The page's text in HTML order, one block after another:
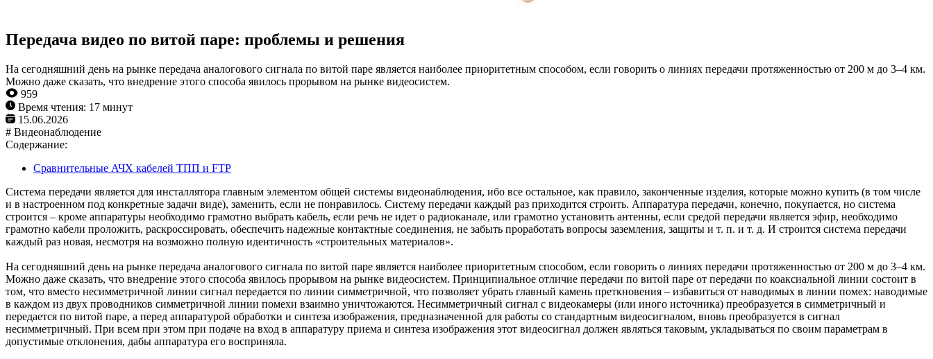
Передача видео по витой паре: проблемы и решения
На сегодняшний день на рынке передача аналогового сигнала по витой паре является наиболее приоритетным способом, если говорить о линиях передачи протяженностью от 200 м до 3–4 км.
Можно даже сказать, что внедрение этого способа явилось прорывом на рынке видеосистем.
959
Время чтения: 17 минут
15.06.2026
# Видеонаблюдение
Содержание:
Сравнительные АЧХ кабелей ТПП и FTP
Система передачи является для инсталлятора главным элементом общей системы видеонаблюдения, ибо все остальное, как правило, законченные изделия, которые можно купить (в том числе
и в настроенном под конкретные задачи виде), заменить, если не понравилось. Систему передачи каждый раз приходится строить. Аппаратура передачи, конечно, покупается, но система
строится – кроме аппаратуры необходимо грамотно выбрать кабель, если речь не идет о радиоканале, или грамотно установить антенны, если средой передачи является эфир, необходимо
грамотно кабели проложить, раскроссировать, обеспечить надежные контактные соединения, не забыть проработать вопросы заземления, защиты и т. п. и т. д. И строится система передачи
каждый раз новая, несмотря на возможно полную идентичность «строительных материалов».
На сегодняшний день на рынке передача аналогового сигнала по витой паре является наиболее приоритетным способом, если говорить о линиях передачи протяженностью от 200 м до 3–4 км.
Можно даже сказать, что внедрение этого способа явилось прорывом на рынке видеосистем. Принципиальное отличие передачи по витой паре от передачи по коаксиальной линии состоит в
том, что вместо несимметричной линии сигнал передается по линии симметричной, что позволяет убрать главный камень преткновения – избавиться от наводимых в линии помех: наводимые
в каждом из двух проводников симметричной линии помехи взаимно уничтожаются. Несимметричный сигнал с видеокамеры (или иного источника) преобразуется в симметричный и
передается по витой паре, а перед аппаратурой обработки и синтеза изображения, предназначенной для работы со стандартным видеосигналом, вновь преобразуется в сигнал
несимметричный. При всем при этом при подаче на вход в аппаратуру приема и синтеза изображения этот видеосигнал должен являться таковым, укладываться по своим параметрам в
допустимые отклонения, дабы аппаратура его восприняла.